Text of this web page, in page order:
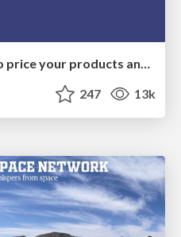
What's in a price? How to price your products and services
247 13k